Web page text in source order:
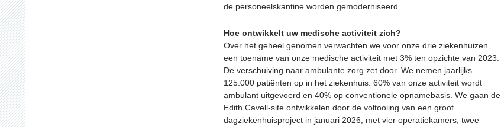
de personeelskantine worden gemoderniseerd.
Hoe ontwikkelt uw medische activiteit zich?
Over het geheel genomen verwachten we voor onze drie ziekenhuizen
een toename van onze medische activiteit met 3% ten opzichte van 2023.
De verschuiving naar ambulante zorg zet door. We nemen jaarlijks
125.000 patiënten op in het ziekenhuis. 60% van onze activiteit wordt
ambulant uitgevoerd en 40% op conventionele opnamebasis. We gaan de
Edith Cavell-site ontwikkelen door de voltooiing van een groot
dagziekenhuisproject in januari 2026, met vier operatiekamers, twee